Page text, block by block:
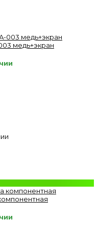
медь+экран